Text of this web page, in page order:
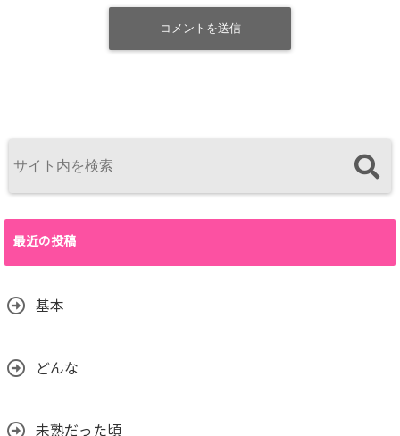
最近の投稿
基本
どんな
未熟だった頃